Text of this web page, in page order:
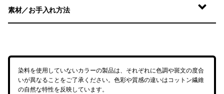
素材／お手入れ方法
染料を使用していないカラーの製品は、それぞれに色調や斑文の度合
いが異なることをご了承ください。色彩や質感の違いはコットン繊維
の自然な特性を反映しています。